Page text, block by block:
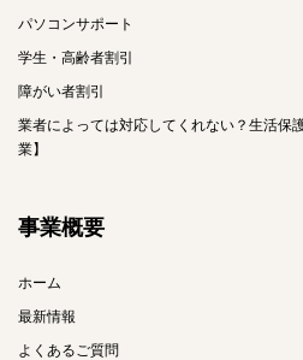
パソコンサポート
学生・高齢者割引
障がい者割引
業者によっては対応してくれない？生活保
業】
事業概要
ホーム
最新情報
よくあるご質問